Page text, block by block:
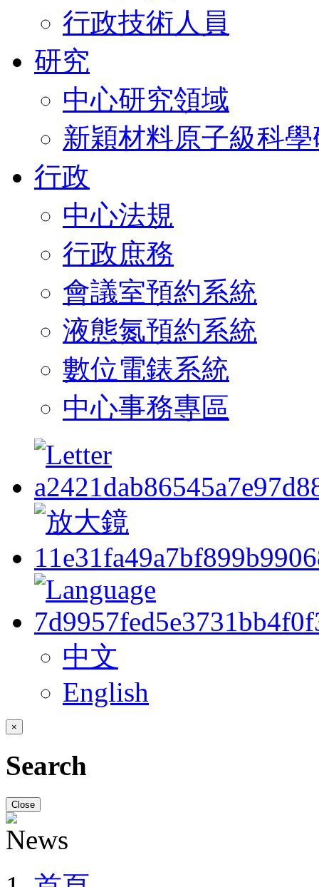
行政技術人員
研究
中心研究領域
新穎材料原子級科
行政
中心法規
行政庶務
會議室預約系統
液態氮預約系統
數位電錶系統
中心事務專區
中文
English
×
Search
Close